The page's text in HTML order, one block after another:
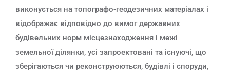
виконується на топографо-геодезичних матеріалах і
відображає відповідно до вимог державних
будівельних норм місцезнаходження і межі
земельної ділянки, усі запроектовані та існуючі, що
зберігаються чи реконструюються, будівлі і споруди,